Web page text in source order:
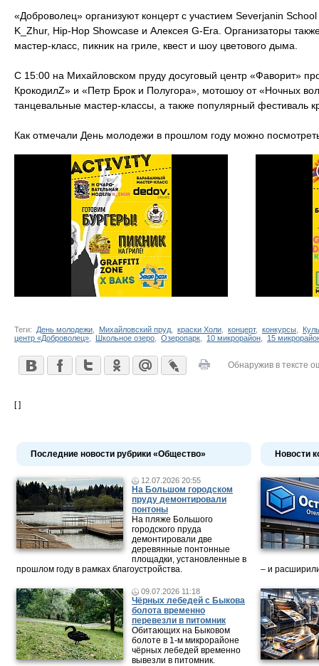
«Доброволец» организуют концерт с участием Severjanin
K_Zhur, Hip-Hop Showcase и Алексея G-Era. Организаторы
мастер-класс, пикник на гриле, квест и шоу цветового дыма.
С 15:00 на Михайловском пруду досуговый центр «Фаворит»
КрокодилZ» и «Петр Брок и Полугора», мотошоу от «Ночных
танцевальные мастер-классы, а также популярный фестиваль
Как отмечали День молодежи в прошлом году можно
Теги: День молодежи Михайловский пруд краски Холи концерт, конкурсы
центр «Доброволец»
Школьное озеро Озеропарк 10 микрорайон 15
Обнаружив в тексте
[ ]
Последние новости рубрики «Общество»
12.07.2026 20:55
На Большом городском
пруду демонтировали
понтоны
На пляже Большого
городского пруда
демонтировали две
деревянные понтонные
площадки, установленные в
прошлом году в рамках благоустройства.
09.07.2026 11:18
Чёрных лебедей с Быкова
болота временно
перевезли в питомник
Обитающих на Быковом
болоте в 1-м микрорайоне
чёрных лебедей временно
вывезли в питомник.
Новости
– и